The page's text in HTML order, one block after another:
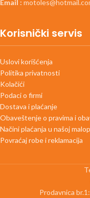
Email :
Korisnički servis
Uslovi korišćenja
Politika privatnosti
Kolačići
Podaci o firmi
Dostava i plaćanje
Obaveštenje o pravima i
Načini plaćanja u našoj
Povraćaj robe i reklamacija
Prodavnica